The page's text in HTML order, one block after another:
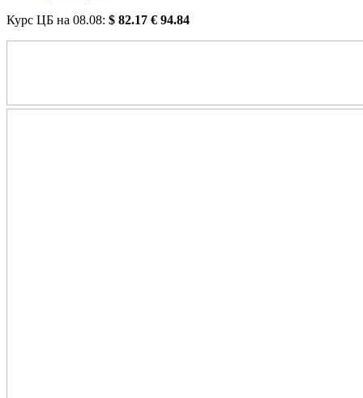
Курс ЦБ на 08.08: $ 82.17 € 94.84